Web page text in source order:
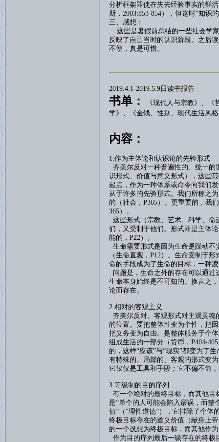
分析框架即使在失去经验事实的鲜
斯， 2003:853-854），但这时“知识
三、感想：
这些是暑假前总结的一些社会学
反映了自己当时的认识阶段。之后
不便，真是可惜。
2019.4.1-2019.5.9日读书报告
书单： 《现代人与宗教》、
《
学》、
《金钱、性别、现代生活风
内容：
1.作为主体论和认识论的先验形式
齐美尔反对一种普遍性的、统一的
识形式、价值与意义形式），这些
起点，作为一种体系或命令向我们
从于许多的先验形式。我们所称之
的（社会， P365）。更重要的，我
365）。
这些形式（宗教、艺术、科学、命
们，又受制于他们。形式即是主体
能的， P22 ）。
生命需要形式是因为生命是躁动不
（生命直观， P12 ）。生命受制于形
命的手段成为了生命的目标，一种
问题是，生命之外的存在可以通过
生命本身始终是不可知的。换言之
论而存在。
2.相对的客观主义
齐美尔反对。客观形式对主观灵魂
的位置。要把整体性变为个性，把
把义务变为自由。是整体服务于个
组成生活的一部分（货币， P404-405
的，这样“应该”与“现实”都变为了
有特殊的、局部的、客观的形式变
它仅仅是工具和手段；它不偏不倚
3.等级制的目的序列
有一个绝对的最终目标，而其他目
是“单个的人可能会陷入谬误，而整
值”（“理性道德”），它排除了个体
终极目标存在的道义价值（献身上
的一个设想为终极目标，而其他作
作为目的序列最后一级存在的终极